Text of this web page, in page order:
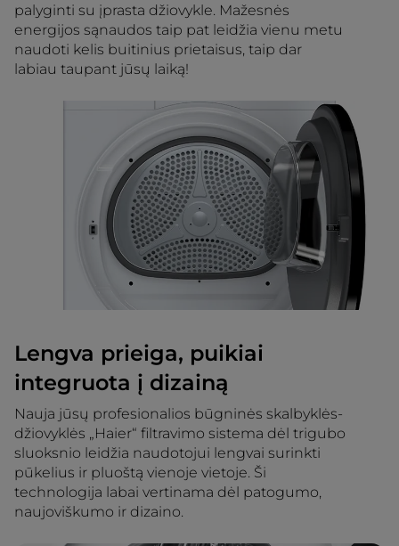
palyginti su įprasta džiovykle. Mažesnės
energijos sąnaudos taip pat leidžia vienu metu
naudoti kelis buitinius prietaisus, taip dar
labiau taupant jūsų laiką!
Lengva prieiga, puikiai
integruota į dizainą
Nauja jūsų profesionalios būgninės skalbyklės-
džiovyklės „Haier“ filtravimo sistema dėl trigubo
sluoksnio leidžia naudotojui lengvai surinkti
pūkelius ir pluoštą vienoje vietoje. Ši
technologija labai vertinama dėl patogumo,
naujoviškumo ir dizaino.